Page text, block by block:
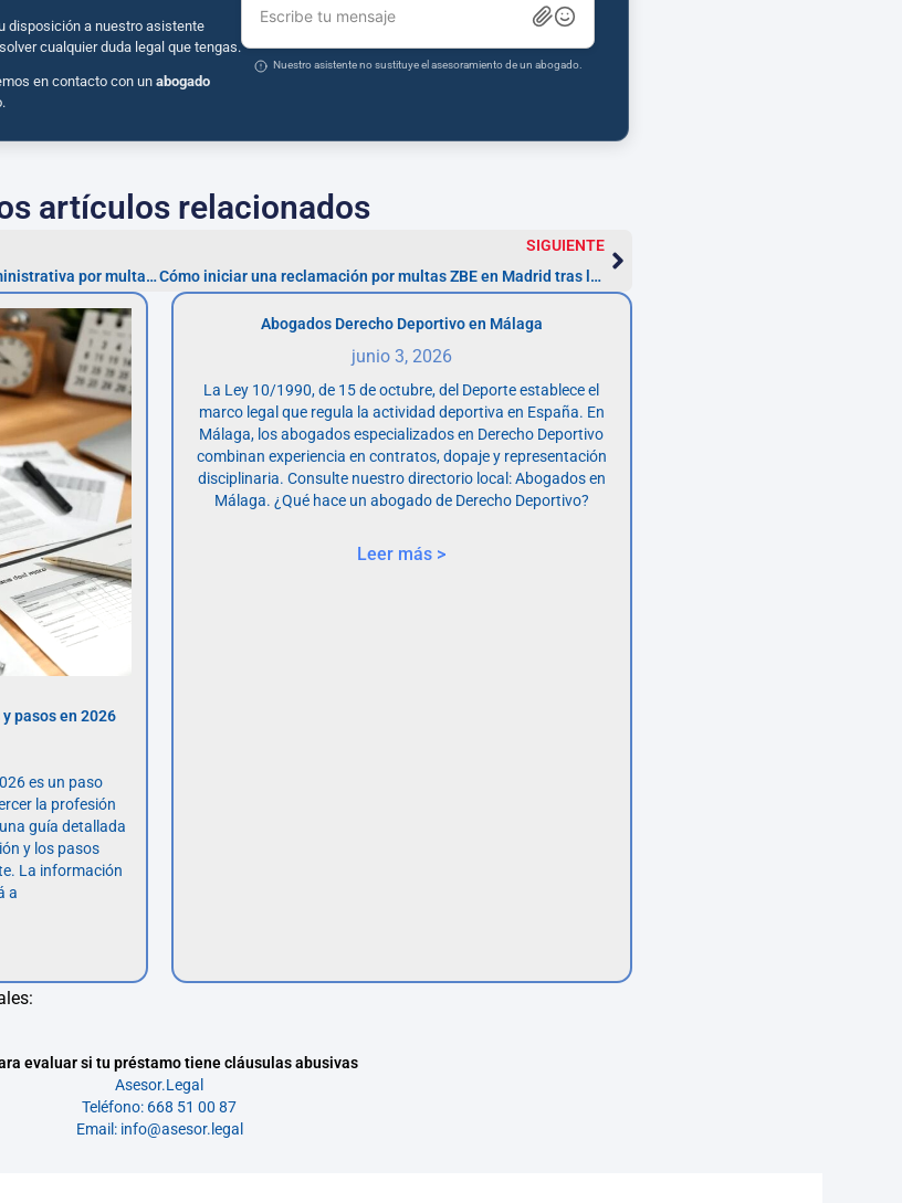
disposición a nuestro asistente
cualquier duda legal que tengas.
en contacto con unabogado
Escribe tu mensaje
Nuestro asistente no sustituye el asesoramiento de un abogado.
artículos relacionados
Pasos para realizar una reclamación administrativa por multa ZBE en Madrid
SIGUIENTE
Cómo iniciar una reclamación por multas ZBE en Madrid tras la anulación
pasos en 2026
es un paso
la profesión
guía detallada
y los pasos
La información
a
Abogados Derecho Deportivo en Málaga
junio 3, 2026
La Ley 10/1990, de 15 de octubre, del Deporte establece el
marco legal que regula la actividad deportiva en España. En
Málaga, los abogados especializados en Derecho Deportivo
combinan experiencia en contratos, dopaje y representación
disciplinaria. Consulte nuestro directorio local: Abogados en
Málaga. ¿Qué hace un abogado de Derecho Deportivo?
Leer más >
evaluar si tu préstamo tiene cláusulas abusivas
Asesor.Legal
Teléfono: 668 51 00 87
Email: info@asesor.legal